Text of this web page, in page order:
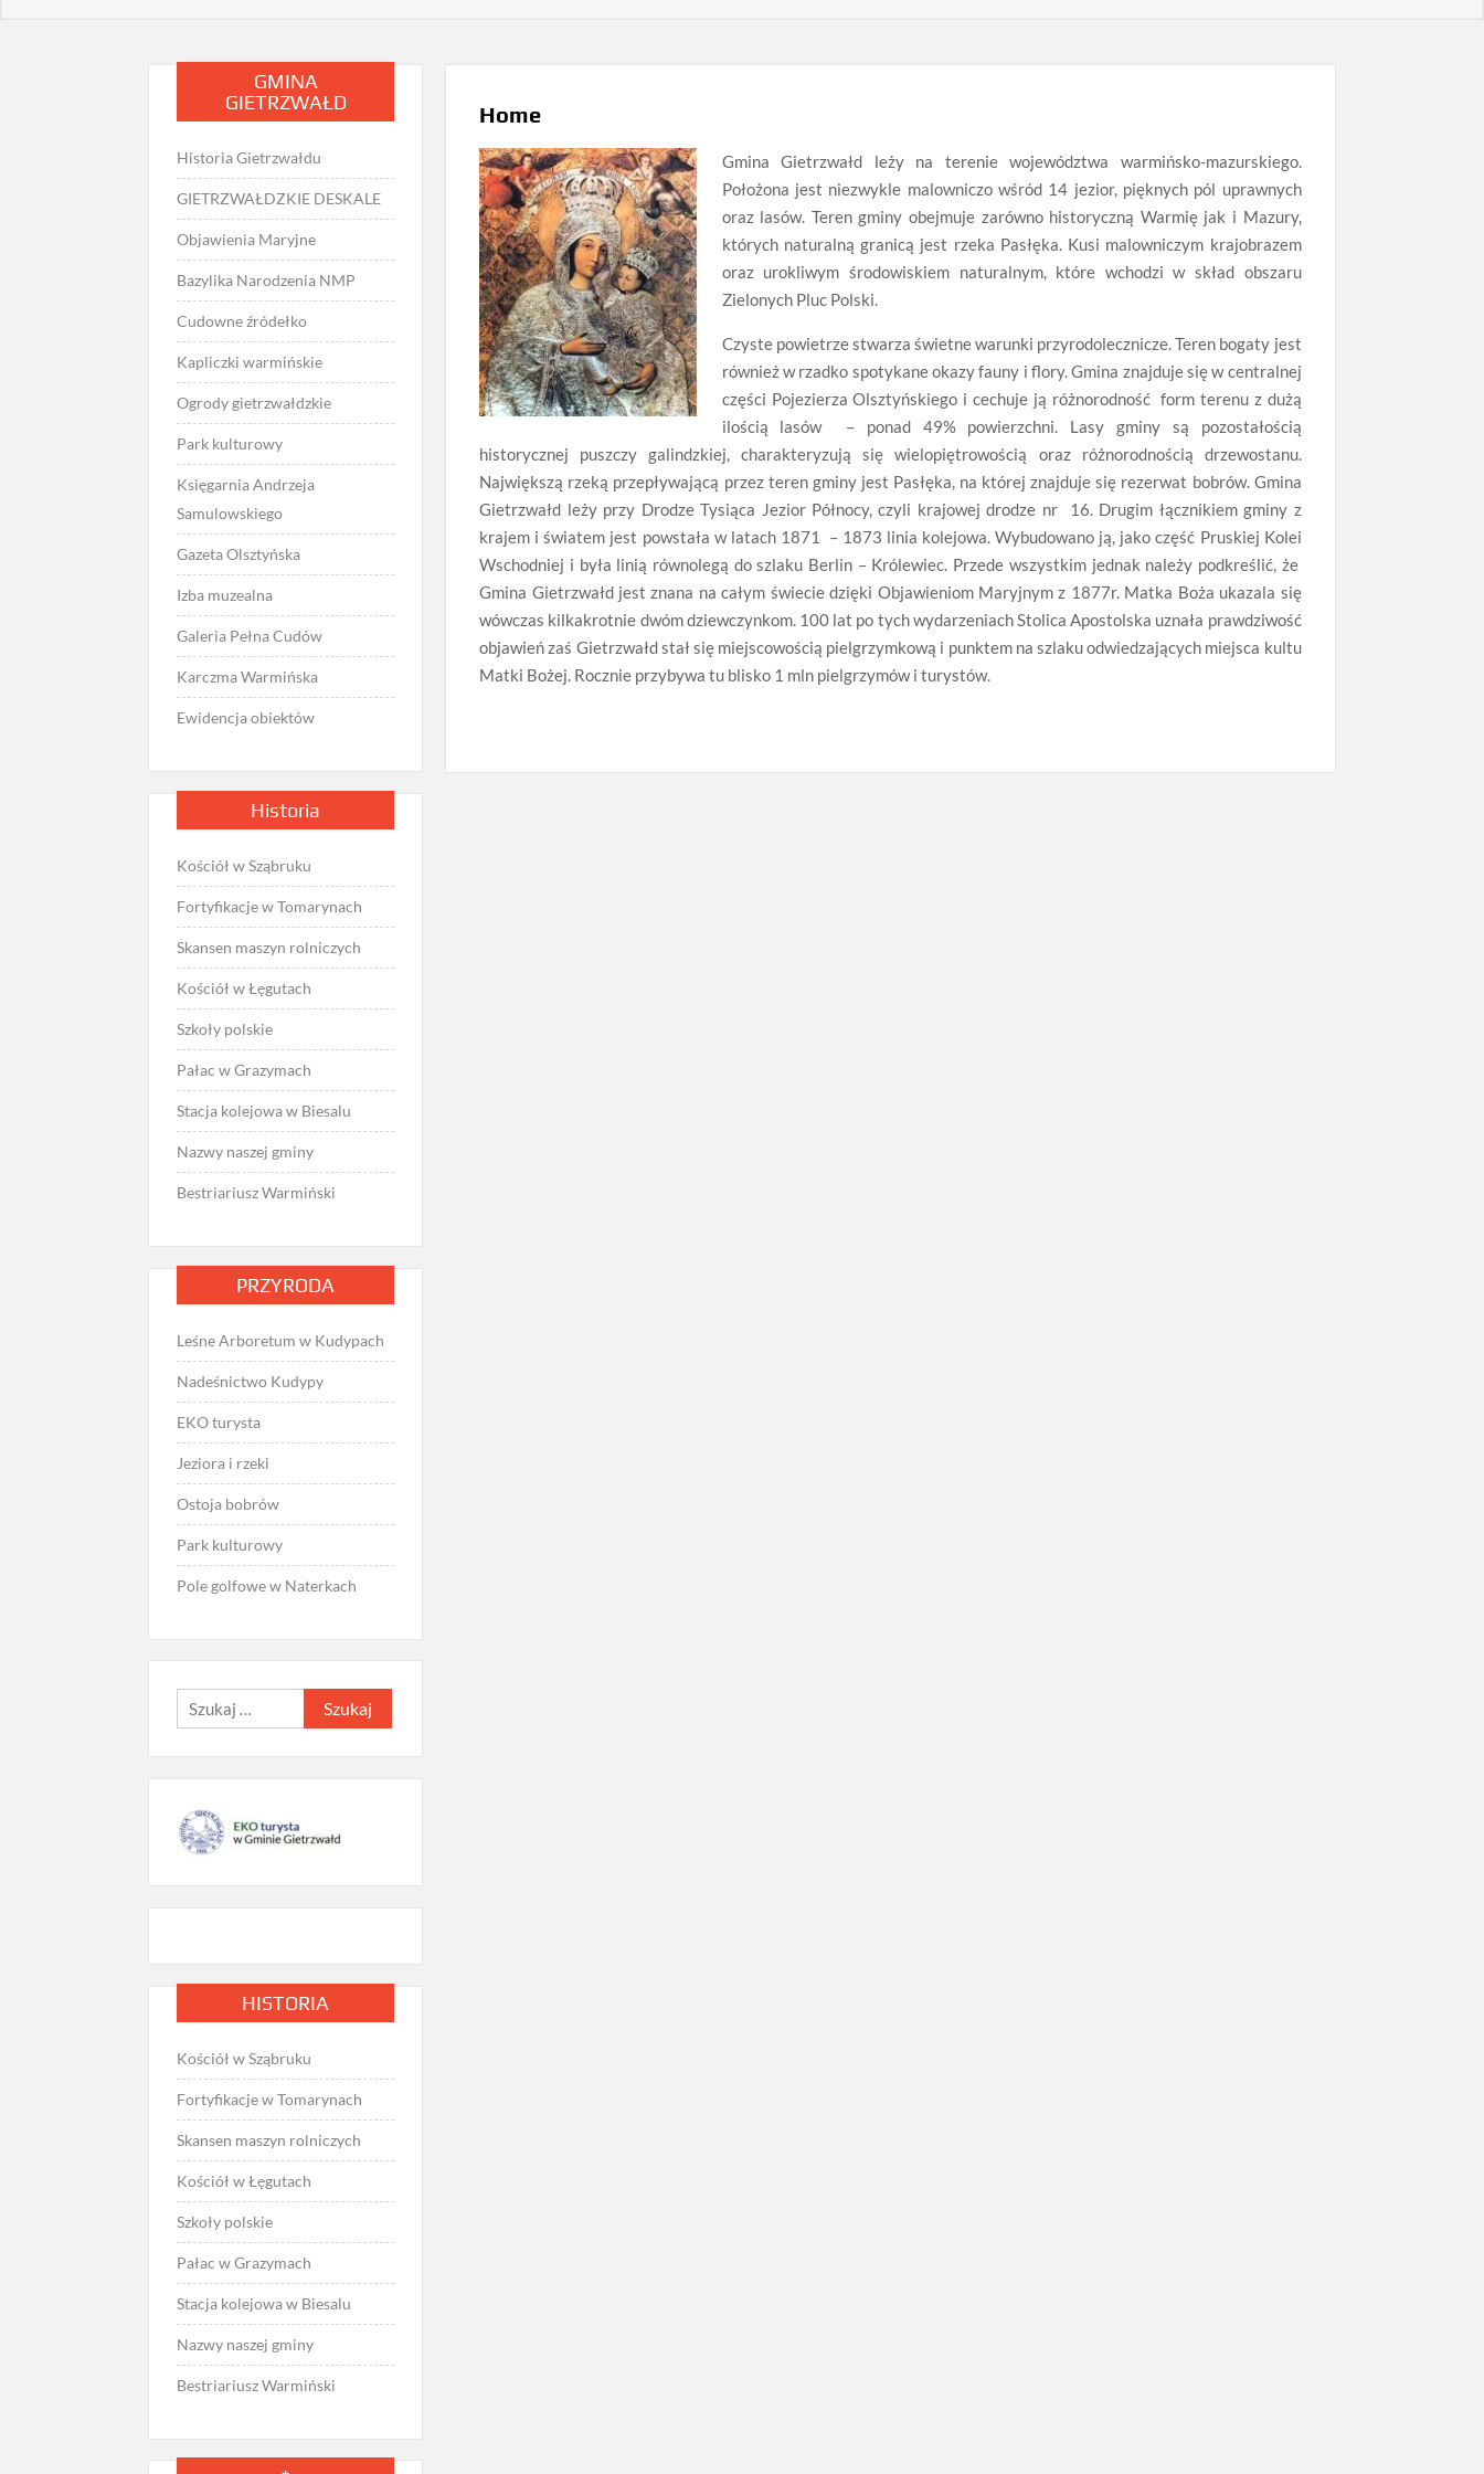
Home
Gmina Gietrzwałd leży na terenie województwa warmińsko-mazurskiego.
Położona jest niezwykle malowniczo wśród 14 jezior, pięknych pól uprawnych
oraz lasów. Teren gminy obejmuje zarówno historyczną Warmię jak i Mazury,
których naturalną granicą jest rzeka Pasłęka. Kusi malowniczym krajobrazem
oraz urokliwym środowiskiem naturalnym, które wchodzi w skład obszaru
Zielonych Pluc Polski.
Czyste powietrze stwarza świetne warunki przyrodolecznicze. Teren bogaty jest
również w rzadko spotykane okazy fauny i flory. Gmina znajduje się w centralnej
części Pojezierza Olsztyńskiego i cechuje ją różnorodność form terenu z dużą
ilością lasów – ponad 49% powierzchni. Lasy gminy są pozostałością
historycznej puszczy galindzkiej, charakteryzują się wielopiętrowością oraz różnorodnością drzewostanu.
Największą rzeką przepływającą przez teren gminy jest Pasłęka, na której znajduje się rezerwat bobrów. Gmina
Gietrzwałd leży przy Drodze Tysiąca Jezior Północy, czyli krajowej drodze nr 16. Drugim łącznikiem gminy z
krajem i światem jest powstała w latach 1871 – 1873 linia kolejowa. Wybudowano ją, jako część Pruskiej Kolei
Wschodniej i była linią równolegą do szlaku Berlin – Królewiec. Przede wszystkim jednak należy podkreślić, że
Gmina Gietrzwałd jest znana na całym świecie dzięki Objawieniom Maryjnym z 1877r. Matka Boża ukazala się
wówczas kilkakrotnie dwóm dziewczynkom. 100 lat po tych wydarzeniach Stolica Apostolska uznała prawdziwość
objawień zaś Gietrzwałd stał się miejscowością pielgrzymkową i punktem na szlaku odwiedzających miejsca kultu
Matki Bożej. Rocznie przybywa tu blisko 1 mln pielgrzymów i turystów.
GMINA
GIETRZWAŁD
Historia Gietrzwałdu
GIETRZWAŁDZKIE DESKALE
Objawienia Maryjne
Bazylika Narodzenia NMP
Cudowne źródełko
Kapliczki warmińskie
Ogrody gietrzwałdzkie
Park kulturowy
Księgarnia Andrzeja
Samulowskiego
Gazeta Olsztyńska
Izba muzealna
Galeria Pełna Cudów
Karczma Warmińska
Ewidencja obiektów
Historia
Kościół w Sząbruku
Fortyfikacje w Tomarynach
Skansen maszyn rolniczych
Kościół w Łęgutach
Szkoły polskie
Pałac w Grazymach
Stacja kolejowa w Biesalu
Nazwy naszej gminy
Bestriariusz Warmiński
PRZYRODA
Leśne Arboretum w Kudypach
Nadeśnictwo Kudypy
EKO turysta
Jeziora i rzeki
Ostoja bobrów
Park kulturowy
Pole golfowe w Naterkach
Szukaj:
HISTORIA
Kościół w Sząbruku
Fortyfikacje w Tomarynach
Skansen maszyn rolniczych
Kościół w Łęgutach
Szkoły polskie
Pałac w Grazymach
Stacja kolejowa w Biesalu
Nazwy naszej gminy
Bestriariusz Warmiński